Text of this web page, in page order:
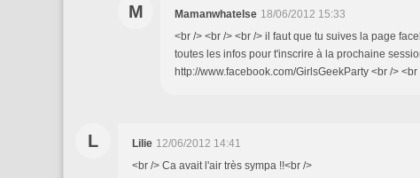
M Mamanwhatelse 18/06/2012 15:33
<br /> <br /> <br /> il faut que tu suives la page
toutes les infos pour t'inscrire à la prochaine
http://www.facebook.com/GirlsGeekParty <br /> <br
L Lilie 12/06/2012 14:41
<br /> Ca avait l'air très sympa !!<br />